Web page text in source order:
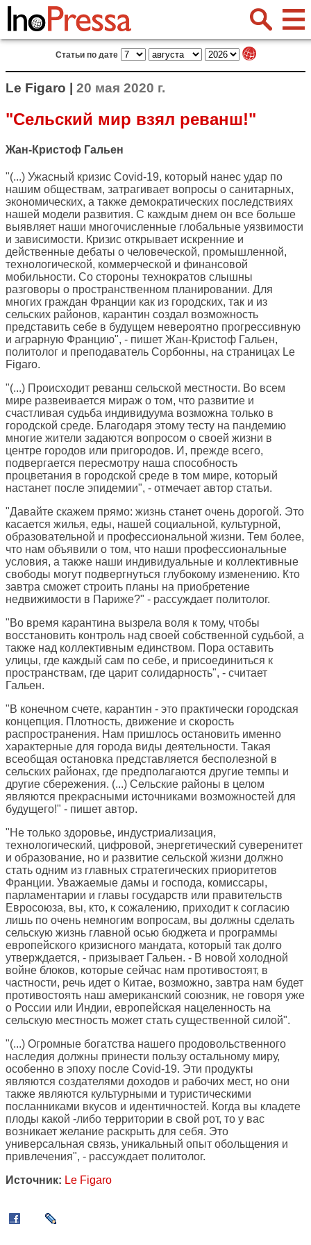
Статьи по дате
Le Figaro | 20 мая 2020 г.
"Сельский мир взял реванш!"
Жан-Кристоф Гальен
"(...) Ужасный кризис Covid-19, который нанес удар по
нашим обществам, затрагивает вопросы о санитарных,
экономических, а также демократических последствиях
нашей модели развития. С каждым днем он все больше
выявляет наши многочисленные глобальные уязвимости
и зависимости. Кризис открывает искренние и
действенные дебаты о человеческой, промышленной,
технологической, коммерческой и финансовой
мобильности. Со стороны технократов слышны
разговоры о пространственном планировании. Для
многих граждан Франции как из городских, так и из
сельских районов, карантин создал возможность
представить себе в будущем невероятно прогрессивную
и аграрную Францию", - пишет Жан-Кристоф Гальен,
политолог и преподаватель Сорбонны, на страницах Le
Figaro.
"(...) Происходит реванш сельской местности. Во всем
мире развеивается мираж о том, что развитие и
счастливая судьба индивидуума возможна только в
городской среде. Благодаря этому тесту на пандемию
многие жители задаются вопросом о своей жизни в
центре городов или пригородов. И, прежде всего,
подвергается пересмотру наша способность
процветания в городской среде в том мире, который
настанет после эпидемии", - отмечает автор статьи.
"Давайте скажем прямо: жизнь станет очень дорогой. Это
касается жилья, еды, нашей социальной, культурной,
образовательной и профессиональной жизни. Тем более,
что нам объявили о том, что наши профессиональные
условия, а также наши индивидуальные и коллективные
свободы могут подвергнуться глубокому изменению. Кто
завтра сможет строить планы на приобретение
недвижимости в Париже?" - рассуждает политолог.
"Во время карантина вызрела воля к тому, чтобы
восстановить контроль над своей собственной судьбой, а
также над коллективным единством. Пора оставить
улицы, где каждый сам по себе, и присоединиться к
пространствам, где царит солидарность", - считает
Гальен.
"В конечном счете, карантин - это практически городская
концепция. Плотность, движение и скорость
распространения. Нам пришлось остановить именно
характерные для города виды деятельности. Такая
всеобщая остановка представляется бесполезной в
сельских районах, где предполагаются другие темпы и
другие сбережения. (...) Сельские районы в целом
являются прекрасными источниками возможностей для
будущего!" - пишет автор.
"Не только здоровье, индустриализация,
технологический, цифровой, энергетический суверенитет
и образование, но и развитие сельской жизни должно
стать одним из главных стратегических приоритетов
Франции. Уважаемые дамы и господа, комиссары,
парламентарии и главы государств или правительств
Евросоюза, вы, кто, к сожалению, приходит к согласию
лишь по очень немногим вопросам, вы должны сделать
сельскую жизнь главной осью бюджета и программы
европейского кризисного мандата, который так долго
утверждается, - призывает Гальен. - В новой холодной
войне блоков, которые сейчас нам противостоят, в
частности, речь идет о Китае, возможно, завтра нам будет
противостоять наш американский союзник, не говоря уже
о России или Индии, европейская нацеленность на
сельскую местность может стать существенной силой".
"(...) Огромные богатства нашего продовольственного
наследия должны принести пользу остальному миру,
особенно в эпоху после Covid-19. Эти продукты
являются создателями доходов и рабочих мест, но они
также являются культурными и туристическими
посланниками вкусов и идентичностей. Когда вы кладете
плоды какой -либо территории в свой рот, то у вас
возникает желание раскрыть для себя. Это
универсальная связь, уникальный опыт обольщения и
привлечения", - рассуждает политолог.
Источник: Le Figaro